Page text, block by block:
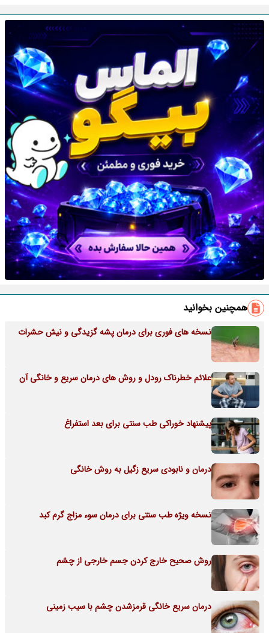
همچنین بخوانید
نسخه های فوری برای درمان پشه گزیدگی و نیش حشرات
علائم خطرناک رودل و روش های درمان سریع و خانگی آن
پیشنهاد خوراکی طب سنتی برای بعد استفراغ
درمان و نابودی سریع زگیل به روش خانگی
نسخه ویژه طب سنتی برای درمان سوء مزاج گرم کبد
روش صحیح خارج کردن جسم خارجی از چشم
درمان سریع خانگی قرمزشدن چشم با سیب زمینی